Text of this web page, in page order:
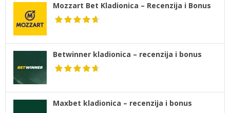
Mozzart Bet Kladionica – Recenzija i Bonus
Betwinner kladionica – recenzija i bonus
Maxbet kladionica – recenzija i bonus